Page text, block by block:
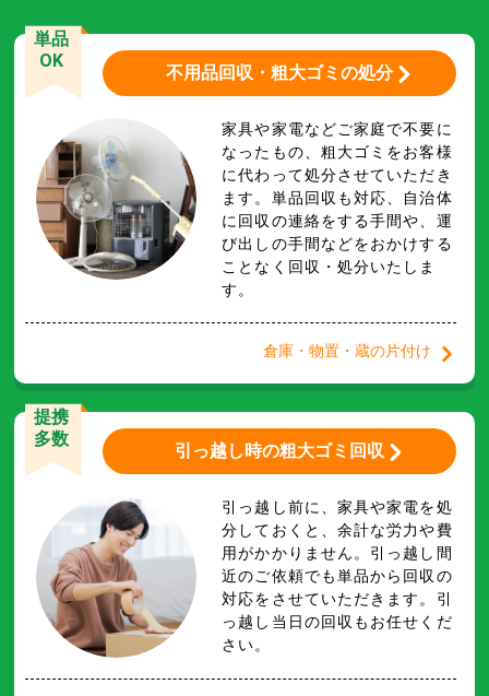
単品
OK
不用品回収・粗大ゴミの処分
家具や家電などご家庭で不要に
なったもの、粗大ゴミをお客様
に代わって処分させていただき
ます。単品回収も対応、自治体
に回収の連絡をする手間や、運
び出しの手間などをおかけする
ことなく回収・処分いたしま
す。
倉庫・物置・蔵の片付け
提携
多数
引っ越し時の粗大ゴミ回収
引っ越し前に、家具や家電を処
分しておくと、余計な労力や費
用がかかりません。引っ越し間
近のご依頼でも単品から回収の
対応をさせていただきます。引
っ越し当日の回収もお任せくだ
さい。